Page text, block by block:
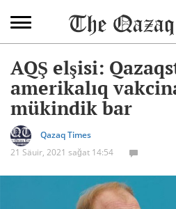
AQŞ elşisi:
amerikalıq
mükindik bar
Qazaq Times
21 Säuir, 2021 sağat 14:54